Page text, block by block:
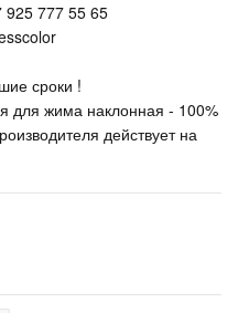
925 777 55 65
сроки !
для жима наклонная - 100%
действует на